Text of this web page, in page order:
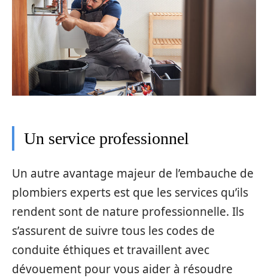
Un service professionnel
Un autre avantage majeur de l’embauche de
plombiers experts est que les services qu’ils
rendent sont de nature professionnelle. Ils
s’assurent de suivre tous les codes de
conduite éthiques et travaillent avec
dévouement pour vous aider à résoudre